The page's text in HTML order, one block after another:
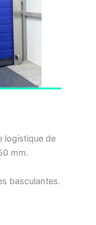
logistique de
mm.
basculantes.